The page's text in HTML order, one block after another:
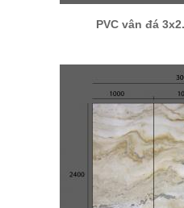
PVC vân đá